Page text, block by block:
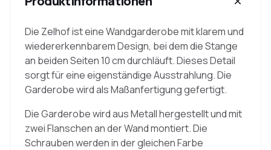
Die Zelhof ist eine Wandgarderobe mit klarem und
wiedererkennbarem Design, bei dem die Stange
an beiden Seiten 10 cm durchläuft. Dieses Detail
sorgt für eine eigenständige Ausstrahlung. Die
Garderobe wird als Maßanfertigung gefertigt.
Die Garderobe wird aus Metall hergestellt und mit
zwei Flanschen an der Wand montiert. Die
Schrauben werden in der gleichen Farbe